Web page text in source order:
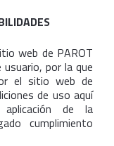
web de PAROT
usuario, por la que
el sitio web de
de uso aquí
de la
cumplimiento